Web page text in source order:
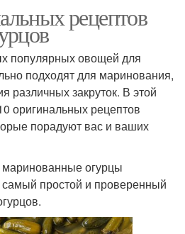
рецептов
популярных овощей для
подходят для маринования,
различных закруток. В этой
оригинальных рецептов
порадуют вас и ваших
маринованные огурцы
простой и проверенный